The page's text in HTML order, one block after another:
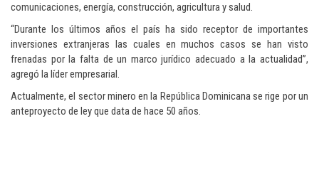
comunicaciones, energía, construcción, agricultura y salud.
“Durante los últimos años el país ha sido receptor de importantes
inversiones extranjeras las cuales en muchos casos se han visto
frenadas por la falta de un marco jurídico adecuado a la actualidad”,
agregó la líder empresarial.
Actualmente, el sector minero en la República Dominicana se rige por un
anteproyecto de ley que data de hace 50 años.